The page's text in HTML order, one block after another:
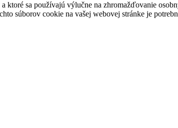
sa používajú výlučne na zhromažďovanie
súborov cookie na vašej webovej stránke je